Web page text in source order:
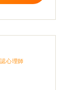
心理師